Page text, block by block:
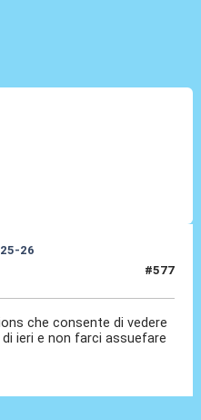
26
#577
che consente di vedere
ieri e non farci assuefare